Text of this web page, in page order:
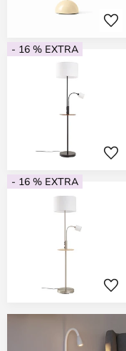
- 16 % EXTRA
- 16 % EXTRA